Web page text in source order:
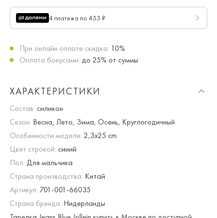
4 платежа по 453 ₽
При онлайн оплате скидка: 10%
Оплата бонусами: до 25% от суммы
ХАРАКТЕРИСТИКИ
Состав: силикон
Сезон: Весна, Лето, Зима, Осень, Круглогодичный
Особенности модели: 2,3х25 cm
Цвет строкой: синий
Пол: Для мальчика
Страна производства: Китай
Артикул: 701-001-66035
Страна бренда: Нидерланды